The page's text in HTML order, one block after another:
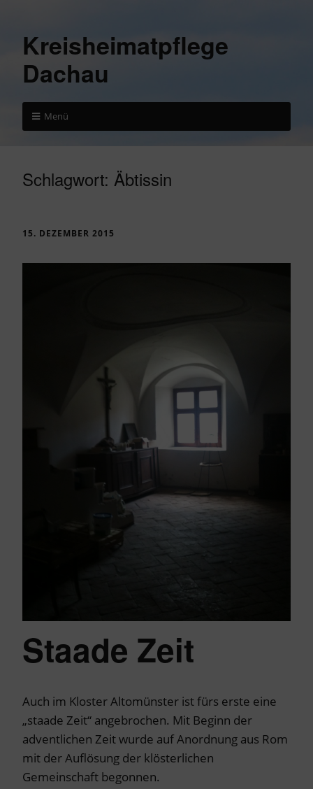
Kreisheimatpflege
Dachau
Menü
Schlagwort: Äbtissin
15. DEZEMBER 2015
Staade Zeit
Auch im Kloster Altomünster ist fürs erste eine
„staade Zeit“ angebrochen. Mit Beginn der
adventlichen Zeit wurde auf Anordnung aus Rom
mit der Auflösung der klösterlichen
Gemeinschaft begonnen.